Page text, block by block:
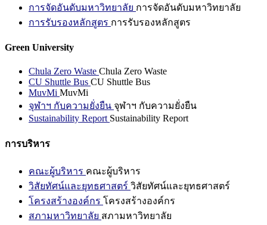
การจัดอันดับมหาวิทยาลัย การจัดอันดับมหาวิทยาลัย
การรับรองหลักสูตร การรับรองหลักสูตร
Green University
Chula Zero Waste Chula Zero Waste
CU Shuttle Bus CU Shuttle Bus
MuvMi MuvMi
จุฬาฯ กับความยั่งยืน จุฬาฯ กับความยั่งยืน
Sustainability Report Sustainability Report
การบริหาร
คณะผู้บริหาร คณะผู้บริหาร
วิสัยทัศน์และยุทธศาสตร์ วิสัยทัศน์และยุทธศาสตร์
โครงสร้างองค์กร โครงสร้างองค์กร
สภามหาวิทยาลัย สภามหาวิทยาลัย